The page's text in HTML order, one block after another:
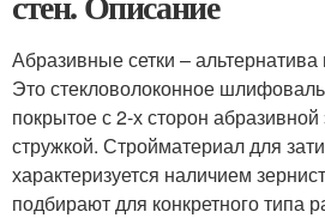
Абразивные сетки –
Это стекловолоконное
покрытое с 2-х сторон абразивной
стружкой. Стройматериал для
характеризуется наличием
подбирают для конкретного типа